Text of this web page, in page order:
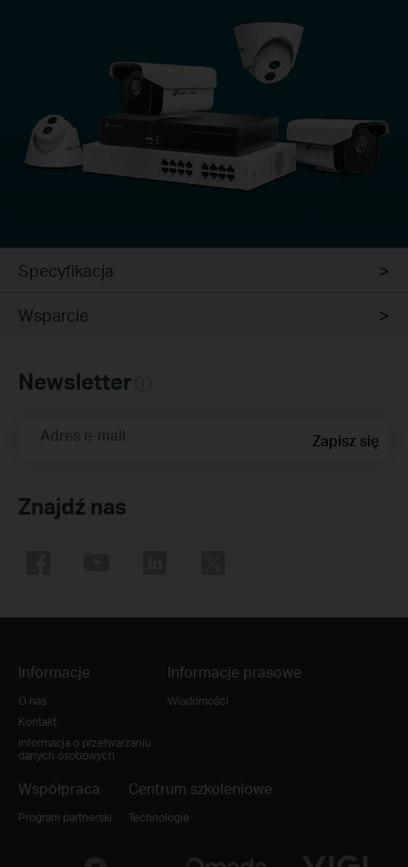
Specyfikacja
Wsparcie
Newsletter
Adres e-mail Zapisz się
Znajdź nas
Informacje
O nas
Kontakt
Informacja o przetwarzaniu
danych osobowych
Informacje prasowe
Wiadomości
Współpraca
Program partnerski
Centrum szkoleniowe
Technologie